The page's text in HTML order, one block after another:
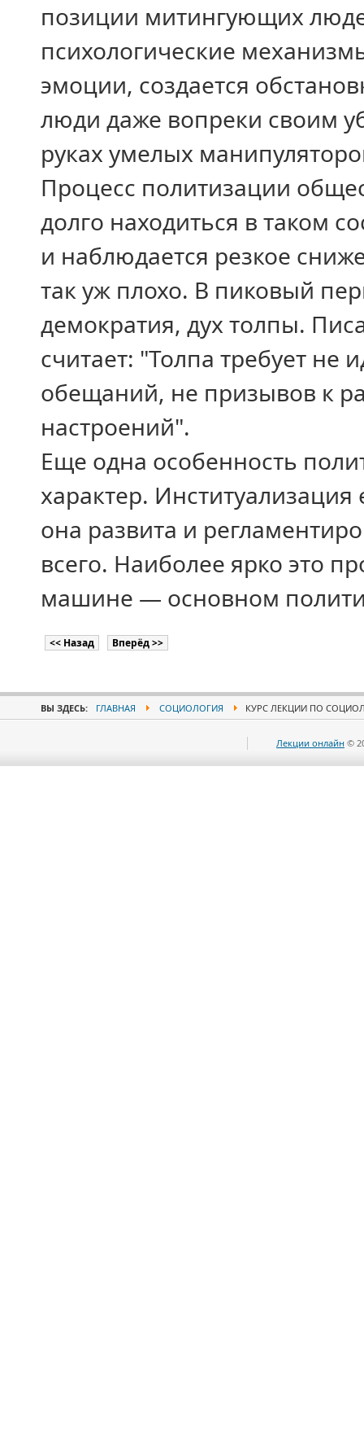
позиции митингующих
психологические
эмоции, создается
люди даже вопреки своим
руках умелых
Процесс политизации
долго находиться в таком
и наблюдается резкое
так уж плохо. В пиковый
демократия, дух толпы.
считает: "Толпа требует не
обещаний, не призывов к
настроений".
Еще одна особенность
характер.
она развита и
всего. Наиболее ярко это
машине — основном
<< Назад Вперёд >>
ВЫ ЗДЕСЬ: ГЛАВНАЯ СОЦИОЛОГИЯ КУРС ЛЕКЦИИ ПО
Лекции онлайн ©